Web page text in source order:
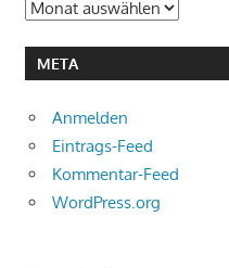
Archiv
META
Anmelden
Eintrags-Feed
Kommentar-Feed
WordPress.org